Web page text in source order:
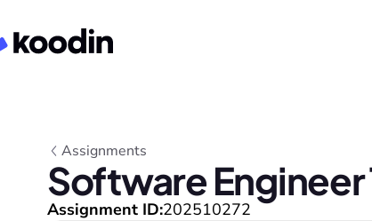
Assignments
Software Engineer
Assignment ID:202510272